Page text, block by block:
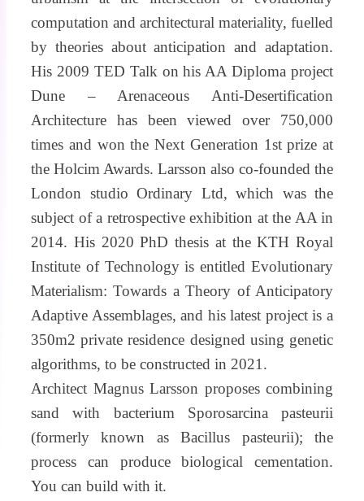
computation and architectural materiality, fuelled
by theories about anticipation and adaptation.
His 2009 TED Talk on his AA Diploma project
Dune – Arenaceous Anti-Desertification
Architecture has been viewed over 750,000
times and won the Next Generation 1st prize at
the Holcim Awards. Larsson also co-founded the
London studio Ordinary Ltd, which was the
subject of a retrospective exhibition at the AA in
2014. His 2020 PhD thesis at the KTH Royal
Institute of Technology is entitled Evolutionary
Materialism: Towards a Theory of Anticipatory
Adaptive Assemblages, and his latest project is a
350m2 private residence designed using genetic
algorithms, to be constructed in 2021.
Architect Magnus Larsson proposes combining
sand with bacterium Sporosarcina pasteurii
(formerly known as Bacillus pasteurii); the
process can produce biological cementation.
You can build with it.